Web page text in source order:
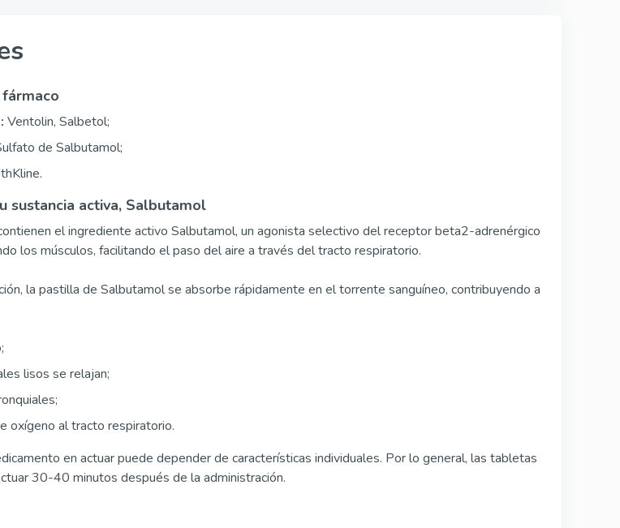
Ventolin, Salbetol;
de Salbutamol;
sustancia activa, Salbutamol
el ingrediente activo Salbutamol, un agonista selectivo del receptor beta2-adrenérgico
los músculos, facilitando el paso del aire a través del tracto respiratorio.
la pastilla de Salbutamol se absorbe rápidamente en el torrente sanguíneo, contribuyendo a
lisos se relajan;
oxígeno al tracto respiratorio.
en actuar puede depender de características individuales. Por lo general, las tabletas
30-40 minutos después de la administración.